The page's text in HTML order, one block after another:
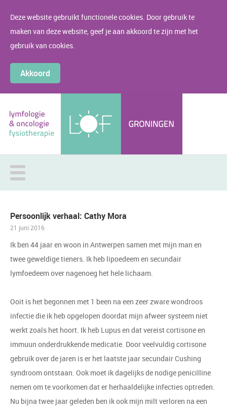
Deze website gebruikt functionele cookies. Door gebruik te
maken van deze website, geef je aan akkoord te zijn met het
gebruik van cookies.
Akkoord
Persoonlijk verhaal: Cathy Mora
21 juni 2016
Ik ben 44 jaar en woon in Antwerpen samen met mijn man en
twee geweldige tieners. Ik heb lipoedeem en secundair
lymfoedeem over nagenoeg het hele lichaam.
Ooit is het begonnen met 1 been na een zeer zware wondroos
infectie die ik heb opgelopen doordat mijn afweer systeem niet
werkt zoals het hoort. Ik heb Lupus en dat vereist cortisone en
immuun onderdrukkende medicatie. Door veelvuldig cortisone
gebruik over de jaren is er het laatste jaar secundair Cushing
syndroom ontstaan. Ook moet ik dagelijks de nodige penicilline
nemen om te voorkomen dat er herhaaldelijke infecties optreden.
Nu bijna twee jaar geleden ben ik ook mijn milt verloren na een